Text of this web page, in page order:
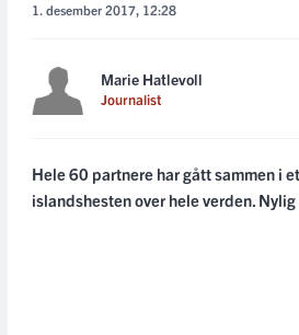
1. desember 2017, 12:28
Marie Hatlevoll
Journalist
Hele 60 partnere har gått sammen i
islandshesten over hele verden.